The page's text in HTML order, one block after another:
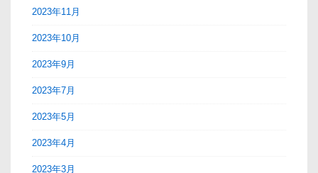
2023年11月
2023年10月
2023年9月
2023年7月
2023年5月
2023年4月
2023年3月